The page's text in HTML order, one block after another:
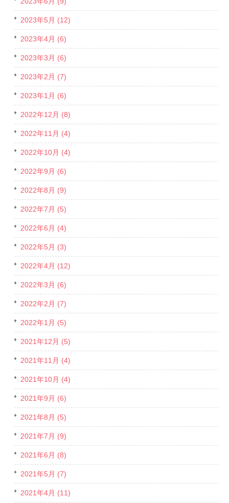
2023年5月 (12)
2023年4月 (6)
2023年3月 (6)
2023年2月 (7)
2023年1月 (6)
2022年12月 (8)
2022年11月 (4)
2022年10月 (4)
2022年9月 (6)
2022年8月 (9)
2022年7月 (5)
2022年6月 (4)
2022年5月 (3)
2022年4月 (12)
2022年3月 (6)
2022年2月 (7)
2022年1月 (5)
2021年12月 (5)
2021年11月 (4)
2021年10月 (4)
2021年9月 (6)
2021年8月 (5)
2021年7月 (9)
2021年6月 (8)
2021年5月 (7)
2021年4月 (11)